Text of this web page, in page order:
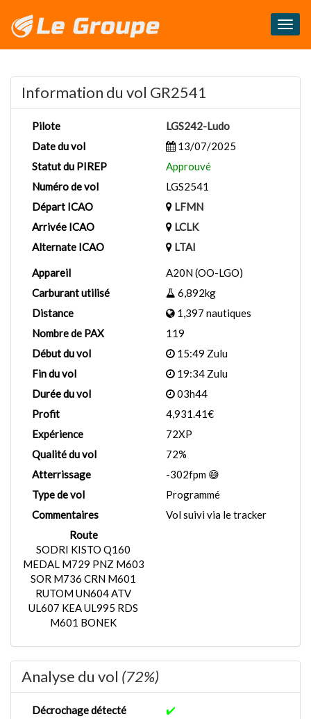
Information du vol GR2541
Pilote
LGS242-Ludo
Date du vol
13/07/2025
Statut du PIREP
Approuvé
Numéro de vol
LGS2541
Départ ICAO
LFMN
Arrivée ICAO
LCLK
Alternate ICAO
LTAI
Appareil
A20N (OO-LGO)
Carburant utilisé
6,892kg
Distance
1,397 nautiques
Nombre de PAX
119
Début du vol
15:49 Zulu
Fin du vol
19:34 Zulu
Durée du vol
03h44
Profit
4,931.41€
Expérience
72XP
Qualité du vol
72%
Atterrissage
-302fpm 😅
Type de vol
Programmé
Commentaires
Vol suivi via le tracker
Route
SODRI KISTO Q160
MEDAL M729 PNZ M603
SOR M736 CRN M601
RUTOM UN604 ATV
UL607 KEA UL995 RDS
M601 BONEK
Analyse du vol (72%)
Décrochage détecté
✔️